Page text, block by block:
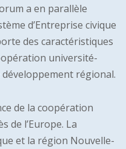
a en parallèle
d’Entreprise civique
des caractéristiques
université-
régional.
de la coopération
l’Europe. La
et la région Nouvelle-